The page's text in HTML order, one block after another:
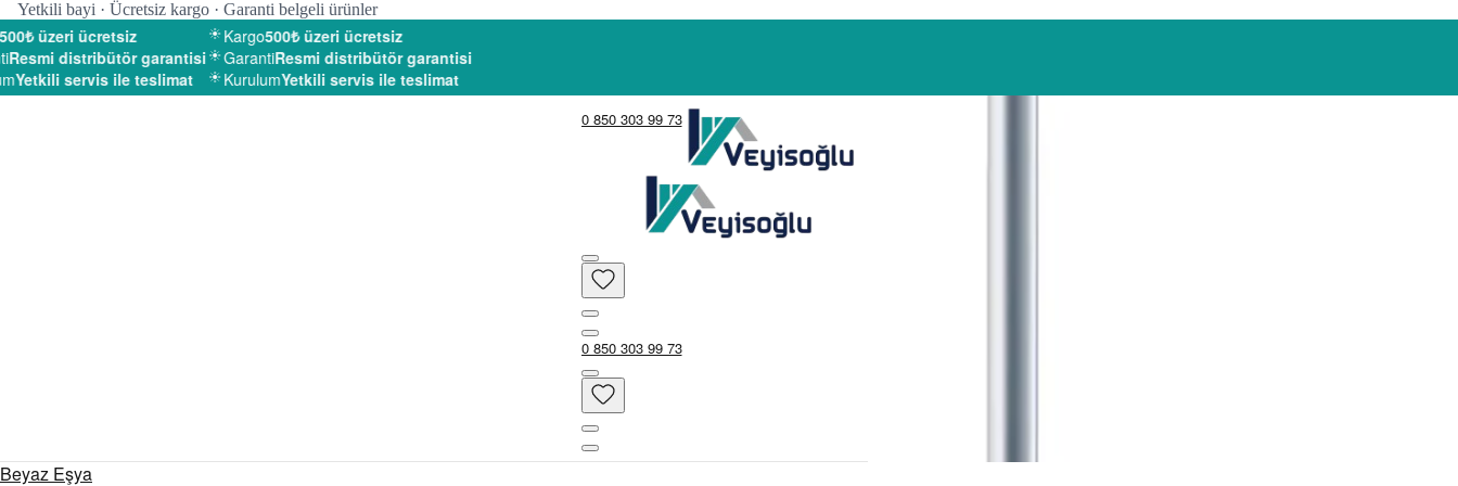
Yetkili bayi · Ücretsiz kargo · Garanti belgeli ürünler
üzeri ücretsiz
Resmi distribütör garantisi
Yetkili servis ile teslimat
Kargo500₺ üzeri ücretsiz
GarantiResmi distribütör garantisi
KurulumYetkili servis ile teslimat
0 850 303 99 73
0 850 303 99 73
Beyaz Eşya